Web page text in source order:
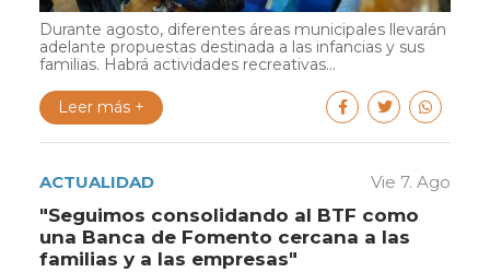
Durante agosto, diferentes áreas municipales llevarán
adelante propuestas destinada a las infancias y sus
familias. Habrá actividades recreativas...
Leer más +
ACTUALIDAD Vie 7. Ago
"Seguimos consolidando al BTF como
una Banca de Fomento cercana a las
familias y a las empresas"